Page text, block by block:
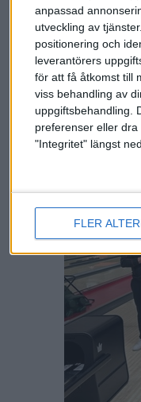
anpassad
utveckling av tjänster.
positionering och
leverantörers
för att få åtkomst till
viss behandling av
uppgiftsbehandling.
preferenser eller
"Integritet" längst
FLER
jämna.
427. I
och Götene
rad!